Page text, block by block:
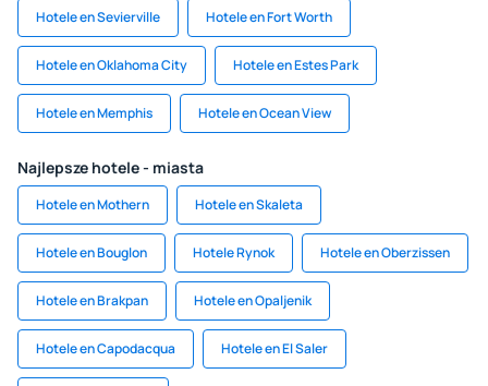
Hotele en Sevierville Hotele en Fort Worth
Hotele en Oklahoma City Hotele en Estes Park
Hotele en Memphis Hotele en Ocean View
Najlepsze hotele - miasta
Hotele en Mothern Hotele en Skaleta
Hotele en Bouglon Hotele Rynok Hotele en Oberzissen
Hotele en Brakpan Hotele en Opaljenik
Hotele en Capodacqua Hotele en El Saler